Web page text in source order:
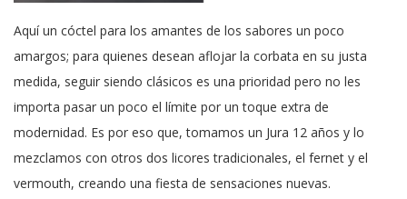
Aquí un cóctel para los amantes de los sabores un poco
amargos; para quienes desean aflojar la corbata en su justa
medida, seguir siendo clásicos es una prioridad pero no les
importa pasar un poco el límite por un toque extra de
modernidad. Es por eso que, tomamos un Jura 12 años y lo
mezclamos con otros dos licores tradicionales, el fernet y el
vermouth, creando una fiesta de sensaciones nuevas.